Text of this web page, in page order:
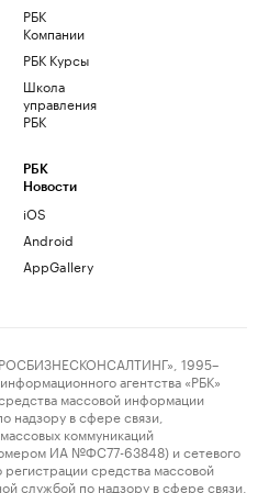
РБК
Компании
РБК Курсы
Школа
управления
РБК
РБК
Новости
iOS
Android
AppGallery
1995–
агентства «РБК»
массовой информации
надзору в сфере связи,
коммуникаций
ИА №ФС77-63848) и сетевого
регистрации средства массовой
службой по надзору в сфере связи,